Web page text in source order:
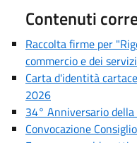
Contenuti
Raccolta firme per
commercio e dei
Carta d'identità
2026
34° Anniversario della
Convocazione